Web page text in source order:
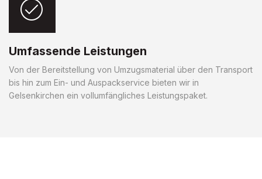
Umfassende Leistungen
Von der Bereitstellung von Umzugsmaterial über den Transport
bis hin zum Ein- und Auspackservice bieten wir in
Gelsenkirchen ein vollumfängliches Leistungspaket.